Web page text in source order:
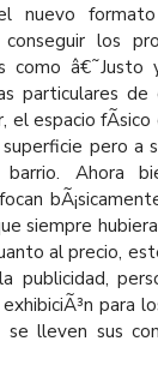
nuevo
los
como
particulares
el espacio
pero a
Ahora
siempre
al precio,
publicidad,
para
lleven sus